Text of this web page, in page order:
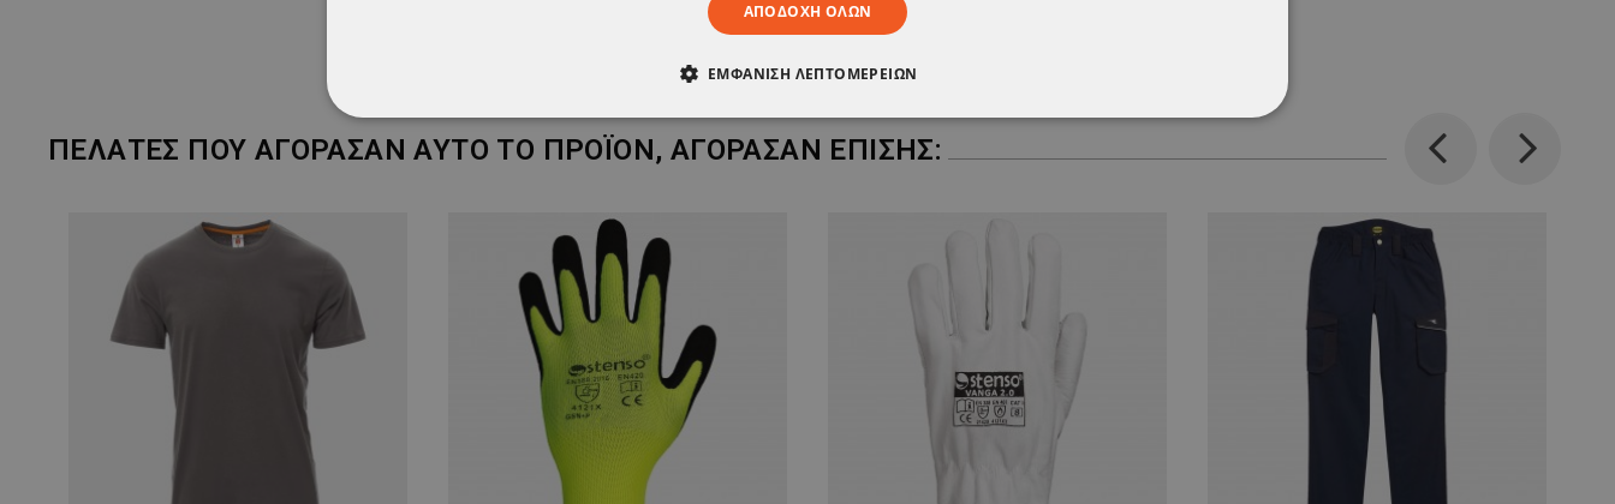
ΠΕΛΆΤΕΣ ΠΟΥ ΑΓΌΡΑΣΑΝ ΑΥΤΌ ΤΟ ΠΡΟΪΌΝ, ΑΓΌΡΑΣΑΝ ΕΠΊΣΗΣ:
Previous Next
ΑΠΟΔΟΧΉ ΌΛΩΝ
ΕΜΦΆΝΙΣΗ ΛΕΠΤΟΜΕΡΕΙΏΝ